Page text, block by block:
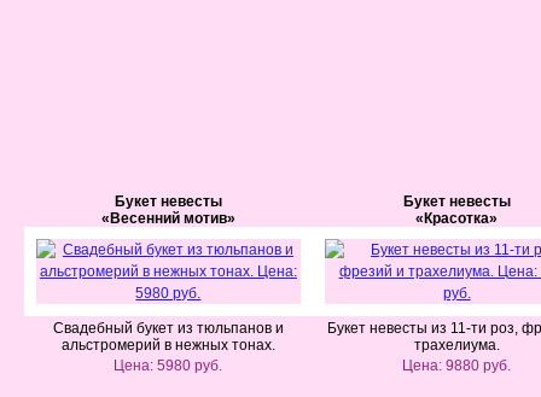
Букет невесты
«Весенний мотив»
Свадебный букет из тюльпанов и
альстромерий в нежных тонах.
Цена: 5980 руб.
Букет невесты
«Красотка»
Букет невесты из 11-ти роз,
трахелиума.
Цена: 9880 руб.